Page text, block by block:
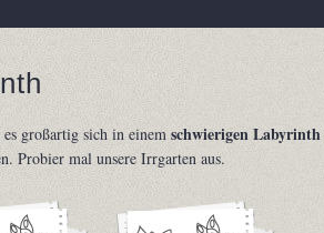
großartig sich in einem schwierigen Labyrinth
Probier mal unsere Irrgarten aus.